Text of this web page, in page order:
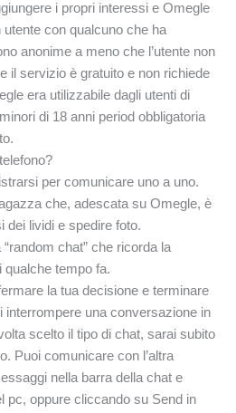
i propri interessi e Omegle
con qualcuno che ha
anonime a meno che l’utente non
il servizio è gratuito e non richiede
era utilizzabile dagli utenti di
di 18 anni period obbligatoria
per comunicare uno a uno.
che, adescata su Omegle, è
dei lividi e spedire foto.
chat” che ricorda la
qualche tempo fa.
la tua decisione e terminare
interrompere una conversazione in
scelto il tipo di chat, sarai subito
Puoi comunicare con l’altra
nella barra della chat e
pc, oppure cliccando su Send in